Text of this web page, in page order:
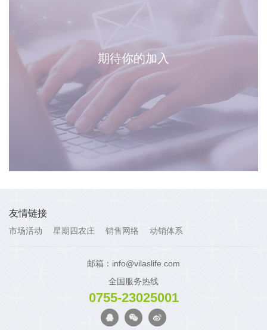
期待你的加入
友情链接
市场活动 星期四农庄 销售网络 动销体系
邮箱：info@vilaslife.com
全国服务热线
0755-23025001